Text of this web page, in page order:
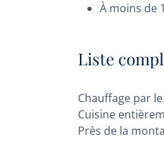
À moins de
Liste
Chauffage par
Cuisine
Près de la